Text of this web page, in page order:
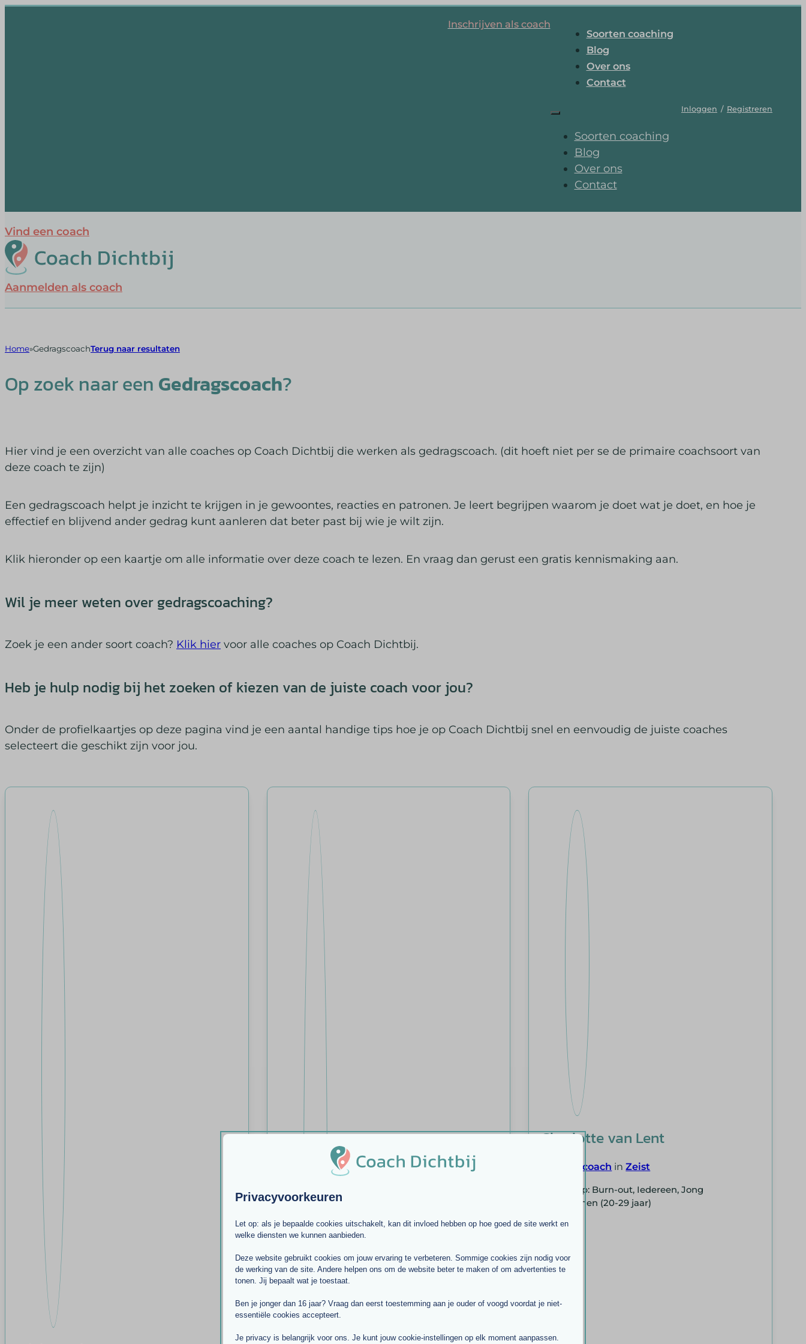
Inschrijven als coach
Soorten coaching
Blog
Over ons
Contact
Soorten coaching
Blog
Over ons
Contact
Inloggen / Registreren
Vind een coach
Aanmelden als coach
Home GedragscoachTerug naar resultaten
Op zoek naar een Gedragscoach?
Hier vind je een overzicht van alle coaches op Coach Dichtbij die werken als gedragscoach. (dit hoeft niet per se de primaire coachsoort van
deze coach te zijn)
Een gedragscoach helpt je inzicht te krijgen in je gewoontes, reacties en patronen. Je leert begrijpen waarom je doet wat je doet, en hoe je
effectief en blijvend ander gedrag kunt aanleren dat beter past bij wie je wilt zijn.
Klik hieronder op een kaartje om alle informatie over deze coach te lezen. En vraag dan gerust een gratis kennismaking aan.
Wil je meer weten over gedragscoaching?
Zoek je een ander soort coach? Klik hier voor alle coaches op Coach Dichtbij.
Heb je hulp nodig bij het zoeken of kiezen van de juiste coach voor jou?
Onder de profielkaartjes op deze pagina vind je een aantal handige tips hoe je op Coach Dichtbij snel en eenvoudig de juiste coaches
selecteert die geschikt zijn voor jou.
Charlotte van Lent
Gedragscoach inZeist
Doelgroep: Burn-out, Iedereen, Jong
volwassenen (20-29 jaar)
Privacyvoorkeuren
Let op: als je bepaalde cookies uitschakelt, kan dit invloed hebben op hoe goed de site werkt en
welke diensten we kunnen aanbieden.
Deze website gebruikt cookies om jouw ervaring te verbeteren. Sommige cookies zijn nodig voor
de werking van de site. Andere helpen ons om de website beter te maken of om advertenties te
tonen. Jij bepaalt wat je toestaat.
Ben je jonger dan 16 jaar? Vraag dan eerst toestemming aan je ouder of voogd voordat je niet-
essentiële cookies accepteert.
Je privacy is belangrijk voor ons. Je kunt jouw cookie-instellingen op elk moment aanpassen.